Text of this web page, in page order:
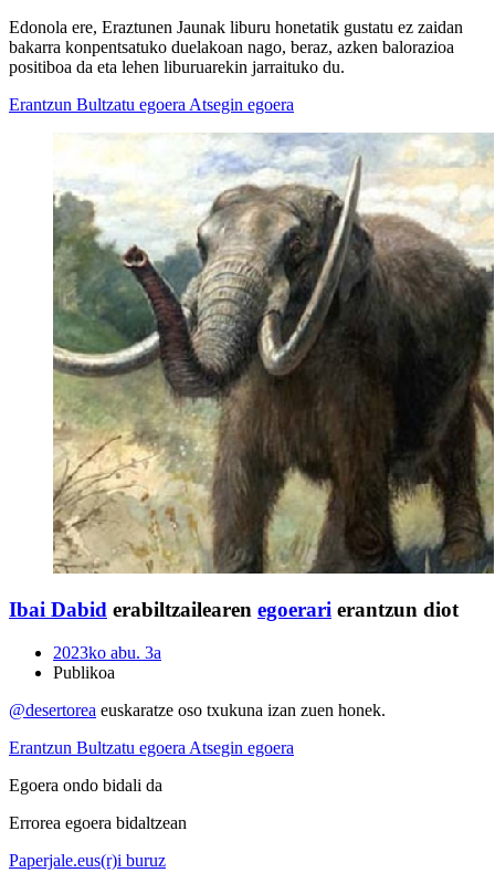
Edonola ere, Eraztunen Jaunak liburu honetatik gustatu ez zaidan
bakarra konpentsatuko duelakoan nago, beraz, azken balorazioa
positiboa da eta lehen liburuarekin jarraituko du.
Erantzun Bultzatu egoera Atsegin egoera
Ibai Dabid erabiltzailearen egoerari erantzun diot
2023ko abu. 3a
Publikoa
@desertorea euskaratze oso txukuna izan zuen honek.
Erantzun Bultzatu egoera Atsegin egoera
Egoera ondo bidali da
Errorea egoera bidaltzean
Paperjale.eus(r)i buruz